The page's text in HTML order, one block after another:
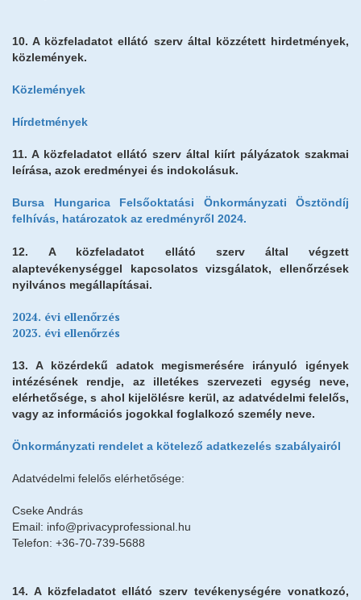
10. A közfeladatot ellátó szerv által közzétett hirdetmények,
közlemények.
Közlemények
Hírdetmények
11. A közfeladatot ellátó szerv által kiírt pályázatok szakmai
leírása, azok eredményei és indokolásuk.
Bursa Hungarica Felsőoktatási Önkormányzati Ösztöndíj
felhívás, határozatok az eredményről 2024.
12.A közfeladatot ellátó szerv által végzett
alaptevékenységgel kapcsolatos vizsgálatok, ellenőrzések
nyilvános megállapításai.
2024. évi ellenőrzés
2023. évi ellenőrzés
13. A közérdekű adatok megismerésére irányuló igények
intézésének rendje, az illetékes szervezeti egység neve,
elérhetősége, s ahol kijelölésre kerül, az adatvédelmi felelős,
vagy az információs jogokkal foglalkozó személy neve.
Önkormányzati rendelet a kötelező adatkezelés szabályairól
Adatvédelmi felelős elérhetősége:
Cseke András
Email: info@privacyprofessional.hu
Telefon: +36-70-739-5688
14. A közfeladatot ellátó szerv tevékenységére vonatkozó,